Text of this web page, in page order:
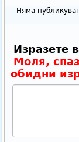
Няма
Изразете
Моля,
обидни